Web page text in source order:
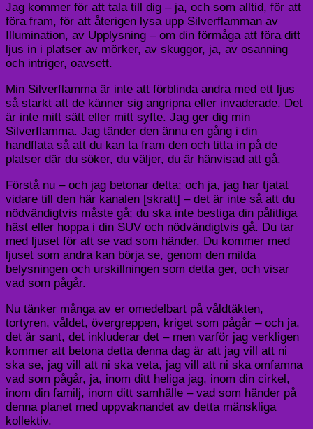
Jag kommer för att tala till dig – ja, och som alltid, för att
föra fram, för att återigen lysa upp Silverflamman av
Illumination, av Upplysning – om din förmåga att föra ditt
ljus in i platser av mörker, av skuggor, ja, av osanning
och intriger, oavsett.
Min Silverflamma är inte att förblinda andra med ett ljus
så starkt att de känner sig angripna eller invaderade. Det
är inte mitt sätt eller mitt syfte. Jag ger dig min
Silverflamma. Jag tänder den ännu en gång i din
handflata så att du kan ta fram den och titta in på de
platser där du söker, du väljer, du är hänvisad att gå.
Förstå nu – och jag betonar detta; och ja, jag har tjatat
vidare till den här kanalen [skratt] – det är inte så att du
nödvändigtvis måste gå; du ska inte bestiga din pålitliga
häst eller hoppa i din SUV och nödvändigtvis gå. Du tar
med ljuset för att se vad som händer. Du kommer med
ljuset som andra kan börja se, genom den milda
belysningen och urskillningen som detta ger, och visar
vad som pågår.
Nu tänker många av er omedelbart på våldtäkten,
tortyren, våldet, övergreppen, kriget som pågår – och ja,
det är sant, det inkluderar det – men varför jag verkligen
kommer att betona detta denna dag är att jag vill att ni
ska se, jag vill att ni ska veta, jag vill att ni ska omfamna
vad som pågår, ja, inom ditt heliga jag, inom din cirkel,
inom din familj, inom ditt samhälle – vad som händer på
denna planet med uppvaknandet av detta mänskliga
kollektiv.